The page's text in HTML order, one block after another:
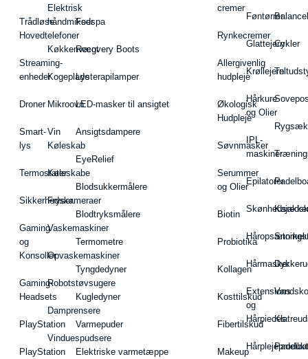
Trådløse
Hovedtelefoner
Streaming-
enheder
Droner
Smart-
lys
Termostater
Sikkerhedskameraer
Gaming
og
Konsoller
Gaming-
Headsets
PlayStation
PlayStation
Elektrisk
håndmikser
Køkkenvægt
Kogeplade
Mikroovn
Vin
Køleskab
Køleskabe
Fryser
Vaskemaskiner
Opvaskemaskiner
Robotstøvsugere
Damprensere
Vinduespudsere
Fodspa
Recovery Boots
Lysterapilamper
LED-masker til ansigtet
Ansigtsdampere
EyeRelief
Blodsukkermålere
Blodtryksmålere
Termometre
Tyngdedyner
Kugledyner
Varmepuder
Elektriske varmetæppe
cremer
Rynkecremer
Allergivenlig
hudpleje
Økologisk
Hudpleje
Søvnmasker
Serummer
og Olier
Biotin
Probiotika
Kollagen
Kosttilskud
Fibertilskud
Makeup
Føntørrer
Glattejern
Krøllejern
Hårkure
og Olier
IPL-
maskiner
Epilatorer
Hårmasker
Extensions
og
Hårpieces
Cykler
Vandsko